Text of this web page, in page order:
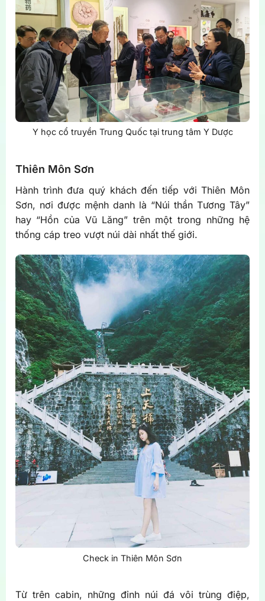
Y học cổ truyền Trung Quốc tại trung tâm Y Dược
Thiên Môn Sơn
Hành trình đưa quý khách đến tiếp với Thiên Môn
Sơn, nơi được mệnh danh là “Núi thần Tương Tây”
hay “Hồn của Vũ Lăng” trên một trong những hệ
thống cáp treo vượt núi dài nhất thế giới.
Check in Thiên Môn Sơn
Từ trên cabin, những đỉnh núi đá vôi trùng điệp,